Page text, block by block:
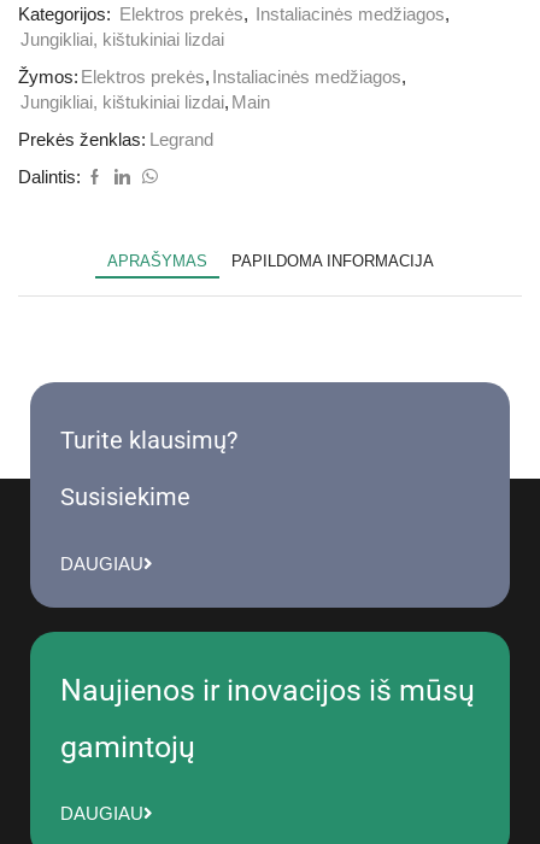
Kategorijos:
Elektros prekės, Instaliacinės medžiagos,
Jungikliai, kištukiniai lizdai
Žymos: Elektros prekės, Instaliacinės medžiagos,
Jungikliai, kištukiniai lizdai, Main
Prekės ženklas:
Legrand
Dalintis:
APRAŠYMAS PAPILDOMA INFORMACIJA
Turite klausimų?
Susisiekime
DAUGIAU
Naujienos ir inovacijos iš mūsų
gamintojų
DAUGIAU